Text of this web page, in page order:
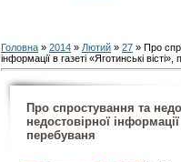
Головна » 2014 » Лютий » 27 » Про
інформації в газеті «Яготинські
Про спростування та
недостовірної
перебуваня